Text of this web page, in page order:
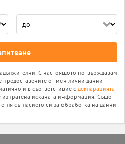
С настоящото потвърждавам
предоставените от мен лични данни
и в съответстивие с декларацията
изпратена исканата информация. Също
съгласието си за обработка на данни